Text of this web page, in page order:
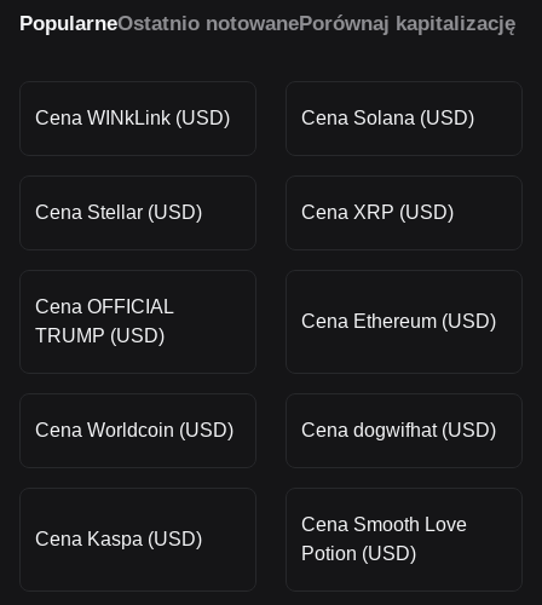
PopularneOstatnio notowanePorównaj kapitalizację
Cena WINkLink (USD) Cena Solana (USD)
Cena Stellar (USD) Cena XRP (USD)
Cena OFFICIAL
TRUMP (USD)
Cena Ethereum (USD)
Cena Worldcoin (USD) Cena dogwifhat (USD)
Cena Kaspa (USD)
Cena Smooth Love
Potion (USD)